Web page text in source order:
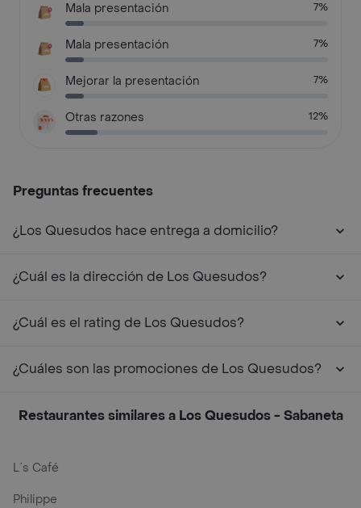
Mala presentación 7%
Mala presentación 7%
Mejorar la presentación 7%
Otras razones 12%
Preguntas frecuentes
¿Los Quesudos hace entrega a domicilio?
¿Cuál es la dirección de Los Quesudos?
¿Cuál es el rating de Los Quesudos?
¿Cuáles son las promociones de Los Quesudos?
Restaurantes similares a Los Quesudos - Sabaneta
L´s Café
Philippe